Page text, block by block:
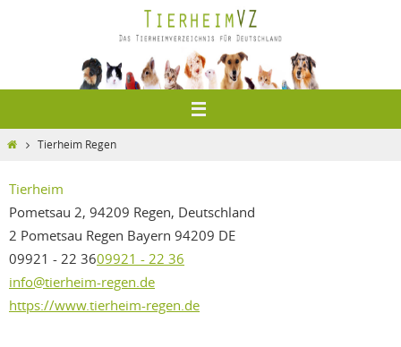
HomeTierheim Regen
Tierheim
Pometsau 2, 94209 Regen, Deutschland
2 Pometsau Regen Bayern 94209 DE
09921 - 22 3609921 - 22 36
info@tierheim-regen.de
https://www.tierheim-regen.de